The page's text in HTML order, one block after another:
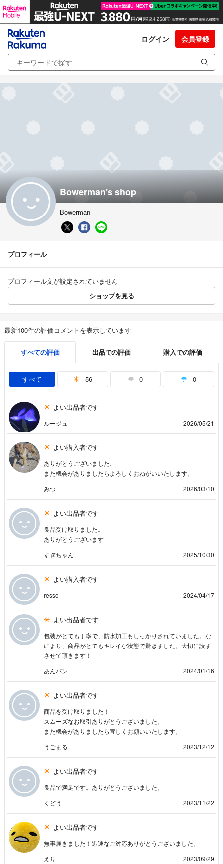
ログイン 会員登録
Bowerman's shop
Bowerman
プロフィール
プロフィール文が設定されていません
ショップを見る
最新100件の評価コメントを表示しています
すべての評価 出品での評価 購入での評価
すべて 56 0 0
よい出品者です
ルージュ 2026/05/21
よい購入者です
ありがとうございました。
また機会がありましたらよろしくおねがいいたします。
みつ
2026/03/10
よい出品者です
良品受け取りました。
ありがとうございます
すぎちゃん
2025/10/30
よい購入者です
resso 2024/04/17
よい出品者です
包装がとても丁寧で、防水加工もしっかりされていました。な
により、商品がとてもキレイな状態で驚きました。大切に読ま
させて頂きます！
あんパン
2024/01/16
よい出品者です
商品を受け取りました！
スムーズなお取引ありがとうございました。
また機会がありましたら宜しくお願いいたします。
うごまる
2023/12/12
よい出品者です
良品で満足です。ありがとうございました。
くどう
2023/11/22
よい出品者です
無事届きました！迅速なご対応ありがとうございました。
えり
2023/09/29